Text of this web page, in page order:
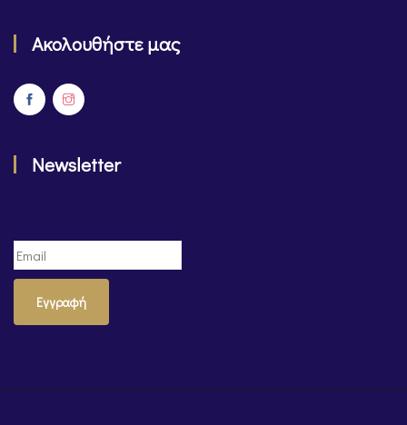
Ακολουθήστε μας
Newsletter
Εγγραφή